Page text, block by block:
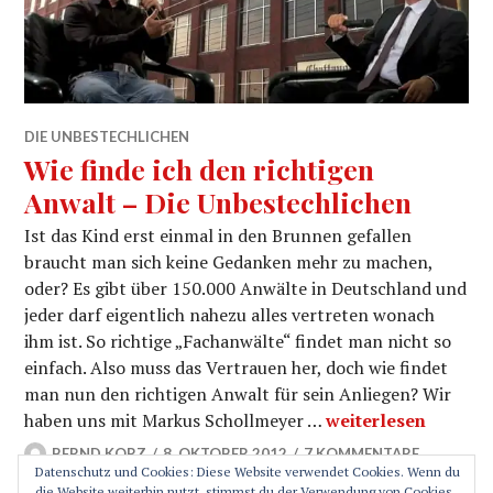
DIE UNBESTECHLICHEN
Wie finde ich den richtigen
Anwalt – Die Unbestechlichen
Ist das Kind erst einmal in den Brunnen gefallen
braucht man sich keine Gedanken mehr zu machen,
oder? Es gibt über 150.000 Anwälte in Deutschland und
jeder darf eigentlich nahezu alles vertreten wonach
ihm ist. So richtige „Fachanwälte“ findet man nicht so
einfach. Also muss das Vertrauen her, doch wie findet
man nun den richtigen Anwalt für sein Anliegen? Wir
haben uns mit Markus Schollmeyer …Wie finde ich den
weiterlesen
BERND KORZ 8. OKTOBER 2012 7 KOMMENTARE
Datenschutz und Cookies: Diese Website verwendet Cookies. Wenn du